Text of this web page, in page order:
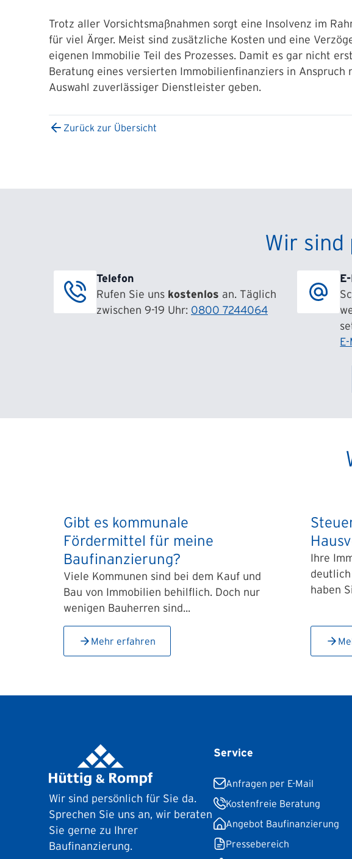
Trotz aller Vorsichtsmaßnahmen sorgt eine Insolvenz im
für viel Ärger. Meist sind zusätzliche Kosten und eine
eigenen Immobilie Teil des Prozesses. Damit es gar nicht
Beratung eines versierten Immobilienfinanziers in Anspruch
Auswahl zuverlässiger Dienstleister geben.
Zurück zur Übersicht
Wir sind
Telefon
Rufen Sie uns kostenlos an. Täglich
zwischen 9-19 Uhr: 0800 7244064
Gibt es kommunale
Fördermittel für meine
Baufinanzierung?
Viele Kommunen sind bei dem Kauf und
Bau von Immobilien behilflich. Doch nur
wenigen Bauherren sind...
Mehr erfahren
Ihre
deutlich
haben
Wir sind persönlich für Sie da.
Sprechen Sie uns an, wir beraten
Sie gerne zu Ihrer
Baufinanzierung.
Service
Anfragen per E-Mail
Kostenfreie Beratung
Angebot Baufinanzierung
Pressebereich